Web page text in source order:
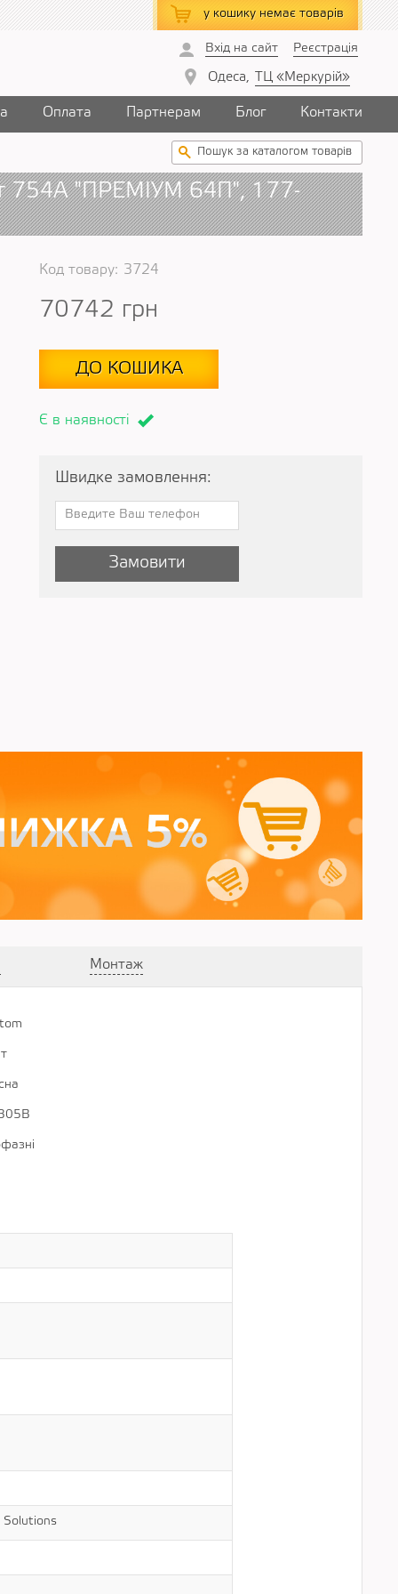
у кошику немає товарів
Вхід на сайт Реєстрація
Одеса, ТЦ «Меркурій»
Оплата Партнерам Блог Контакти
754А "ПРЕМІУМ 64П", 177-
Код товару: 3724
70742 грн
ДО КОШИКА
Є в наявності
Швидке замовлення:
Замовити
Монтаж